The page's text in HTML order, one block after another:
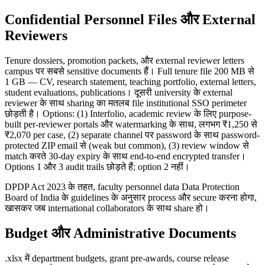
Confidential Personnel Files और External
Reviewers
Tenure dossiers, promotion packets, और external reviewer letters
campus पर सबसे sensitive documents हैं। Full tenure file 200 MB से
1 GB — CV, research statement, teaching portfolio, external letters,
student evaluations, publications। दूसरी university के external
reviewer के साथ sharing का मतलब file institutional SSO perimeter
छोड़ती है। Options: (1) Interfolio, academic review के लिए purpose-
built per-reviewer portals और watermarking के साथ, लगभग ₹1,250 से
₹2,070 per case, (2) separate channel पर password के साथ password-
protected ZIP email से (weak but common), (3) review window से
match करते 30-day expiry के साथ end-to-end encrypted transfer।
Options 1 और 3 audit trails छोड़ते हैं; option 2 नहीं।
DPDP Act 2023 के तहत, faculty personnel data Data Protection
Board of India के guidelines के अनुसार process और secure करना होगा,
खासकर जब international collaborators के साथ share हो।
Budget और Administrative Documents
.xlsx में department budgets, grant pre-awards, course release